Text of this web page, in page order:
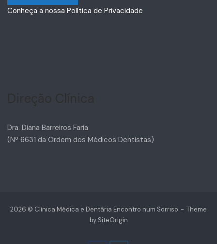
Conheça a nossa Política de Privacidade
Dra. Diana Barreiros Faria
(Nº 6631 da Ordem dos Médicos Dentistas)
2026 © Clínica Médica e Dentária Encontro num Sorriso
Theme
by SiteOrigin